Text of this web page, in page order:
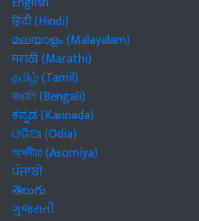
हिंदी (Hindi)
മലയാളം (Malayalam)
मराठी (Marathi)
தமிழ் (Tamil)
বাঙালি (Bengali)
ಕನ್ನಡ (Kannada)
ଓଡିଆ (Odia)
অসমীয়া (Asomiya)
ਪੰਜਾਬੀ
తెలుగు
ગુજરાતી